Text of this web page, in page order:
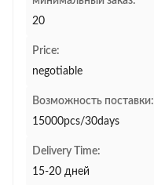
20
Price:
negotiable
Возможность поставки:
15000pcs/30days
Delivery Time:
15-20 дней